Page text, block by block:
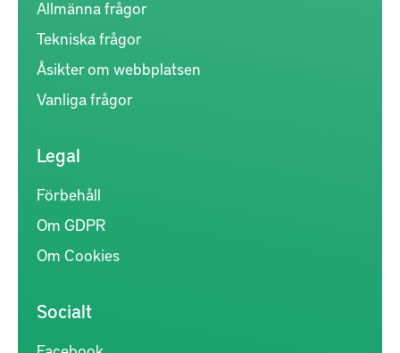
Allmänna frågor
Tekniska frågor
Åsikter om webbplatsen
Vanliga frågor
Legal
Förbehåll
Om GDPR
Om Cookies
Socialt